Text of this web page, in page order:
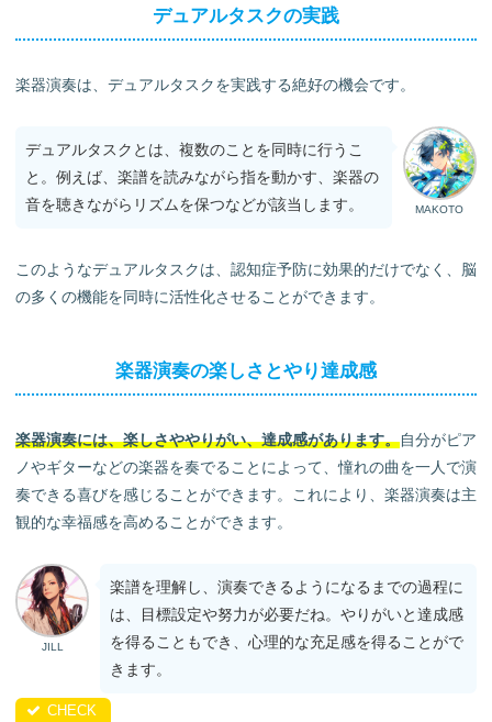
デュアルタスクの実践
楽器演奏は、デュアルタスクを実践する絶好の機会です。
MAKOTO
デュアルタスクとは、複数のことを同時に行うこ
と。例えば、楽譜を読みながら指を動かす、楽器の
音を聴きながらリズムを保つなどが該当します。
このようなデュアルタスクは、認知症予防に効果的だけでなく、脳
の多くの機能を同時に活性化させることができます。
楽器演奏の楽しさとやり達成感
楽器演奏には、楽しさややりがい、達成感があります。自分がピア
ノやギターなどの楽器を奏でることによって、憧れの曲を一人で演
奏できる喜びを感じることができます。これにより、楽器演奏は主
観的な幸福感を高めることができます。
JILL
楽譜を理解し、演奏できるようになるまでの過程に
は、目標設定や努力が必要だね。やりがいと達成感
を得ることもでき、心理的な充足感を得ることがで
きます。